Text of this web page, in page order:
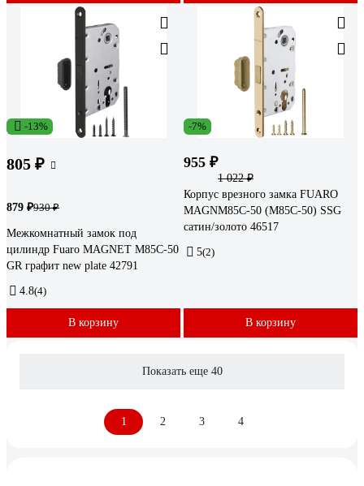
-13%
805 ₽
879 ₽930 ₽
Межкомнатный замок под
цилиндр Fuaro MAGNET M85C-50
GR графит new plate 42791
4.8(4)
В корзину
-7%
955 ₽
1 022 ₽
Корпус врезного замка FUARO
MAGNM85C-50 (M85C-50) SSG
сатин/золото 46517
5(2)
В корзину
Показать еще 40
1 2 3 4